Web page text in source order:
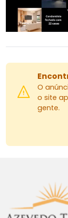
O
o site
gente.